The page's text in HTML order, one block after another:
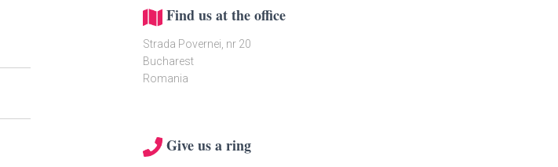
Find us at the office
Strada Povernei, nr 20
Bucharest
Romania
Give us a ring